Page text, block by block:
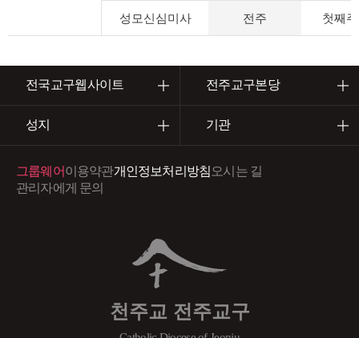
성모신심미사 전주 첫째
전국교구웹사이트 전주교구본당
성지 기관
천주교 전주교구
그룹웨어이용약관개인정보처리방침오시는 길
관리자에게 문의